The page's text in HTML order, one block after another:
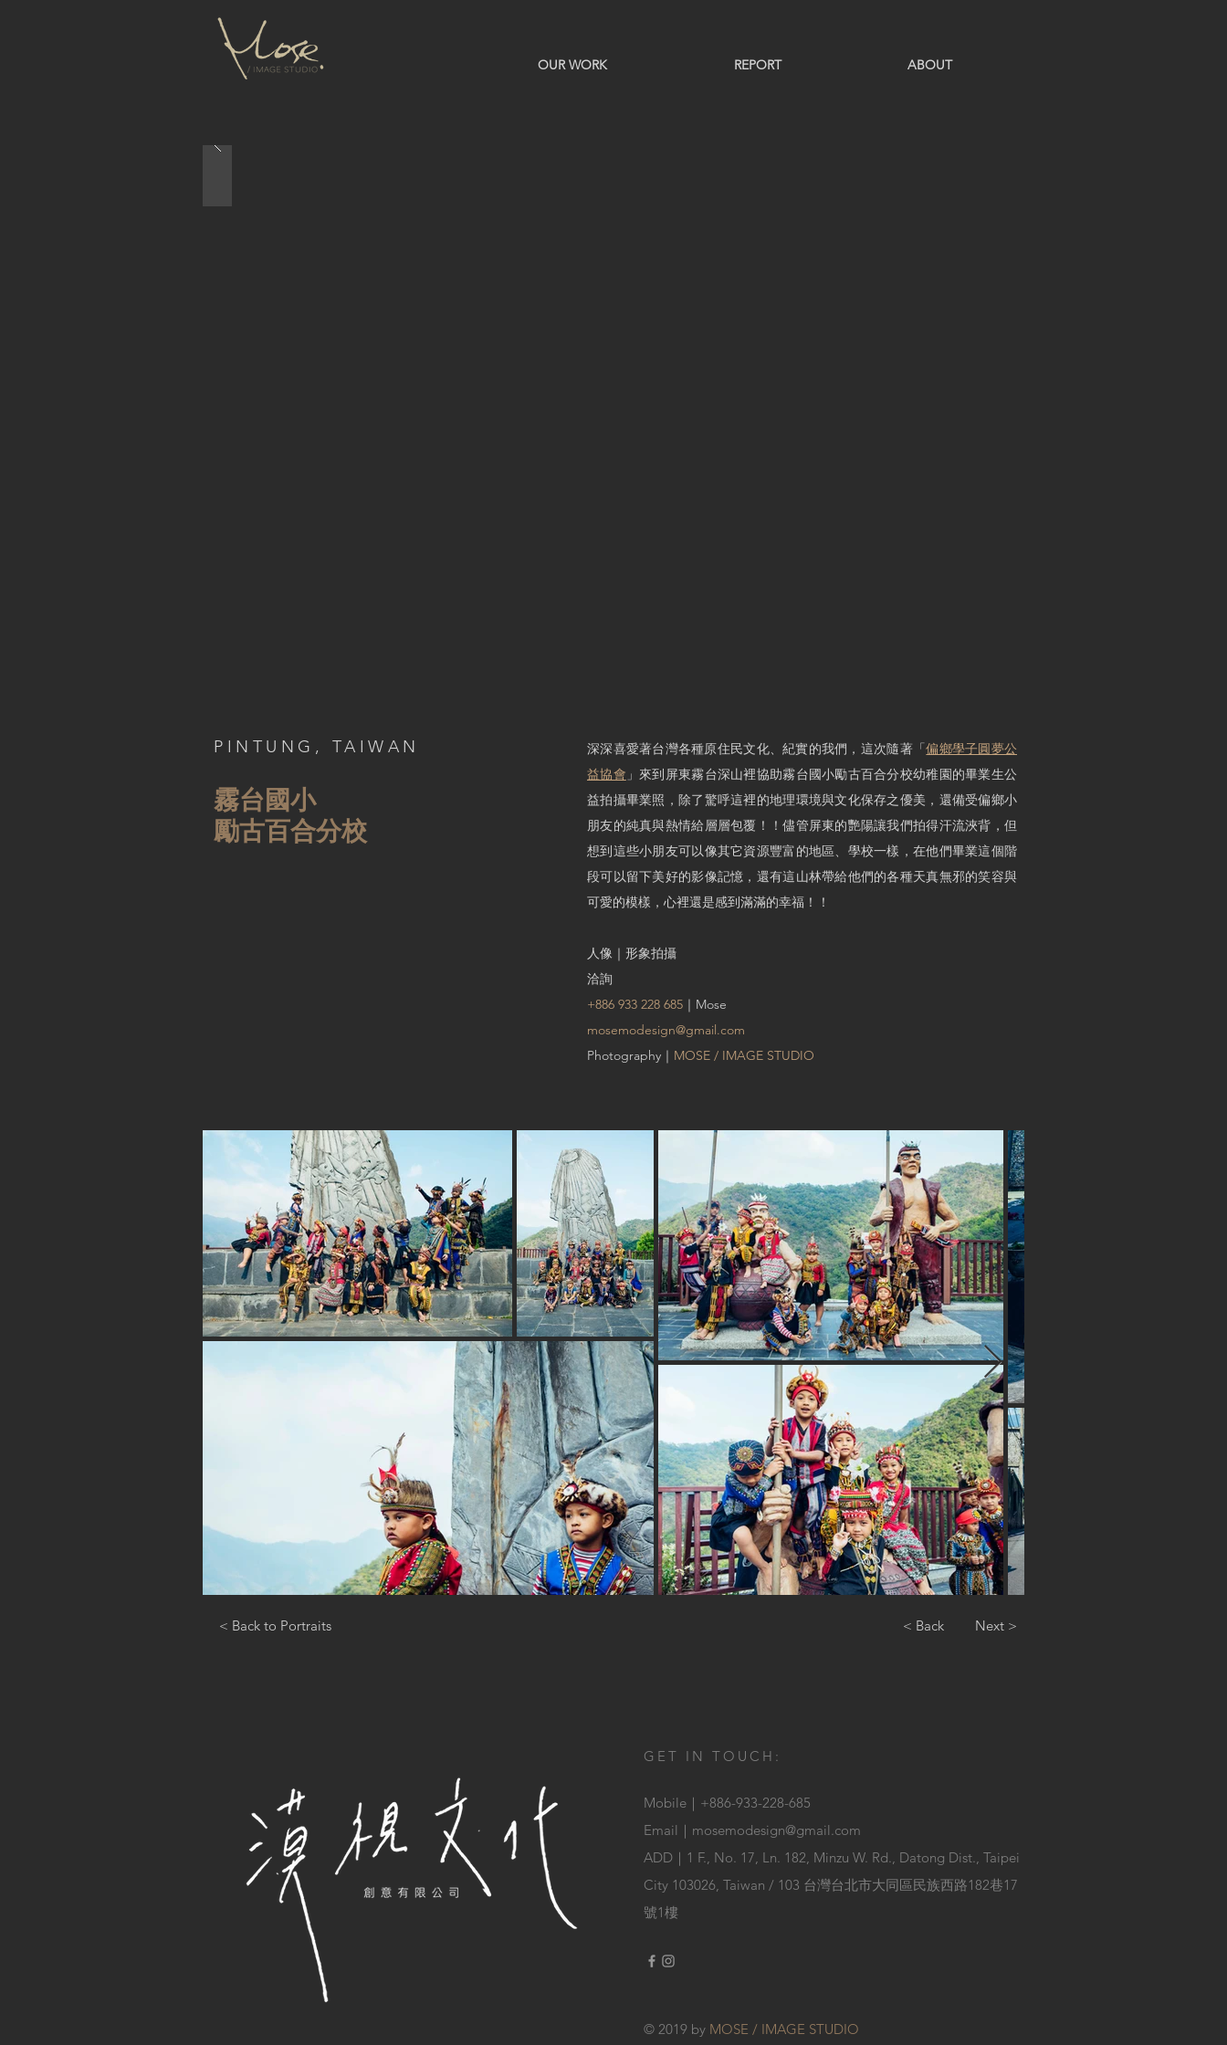
OUR WORK REPORT ABOUT
PINTUNG, TAIWAN
霧台國小
勵古百合分校
深深喜愛著台灣各種原住民文化、紀實的我們，這次隨著​「偏鄉學子圓夢公
益協會 」來到屏東霧台深山裡協助霧台國小勵古百合分校幼稚園的畢業生公
益拍攝畢業照，除了驚呼這裡的地理環境與文化保存之優美，還備受偏鄉小
朋友的純真與熱情給層層包覆！！儘管屏東的艷陽讓我們拍得汗流浹背， 但
想到這些小朋友可以像其它資源豐富的地區、學校一樣，在他們畢業這個階
段可以留下美好的影像記憶，還有這山林帶給他們的各種天真無邪的笑容與
可愛的模樣， 心裡還是感到滿滿的幸福！！
人像 ｜形象拍攝
洽詢
+886 933 228 685 ｜Mose
mosemodesign@gmail.com
Photography｜ MOSE / IMAGE STUDIO
< Back to Portraits < Back Next >
GET IN TOUCH:
Mobile｜ +886-933-228-685
Email｜ mosemodesign@gmail.com
ADD｜ 1 F., No. 17, Ln. 182, Minzu W. Rd., Datong Dist., Taipei
City 103026, Taiwan / 103 台灣台北市大同區民族西路182巷17
號1樓
© 2019 by MOSE / IMAGE STUDIO